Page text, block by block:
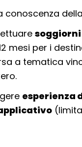
conoscenza
soggiorni
mesi per i
a tematica
esperienza